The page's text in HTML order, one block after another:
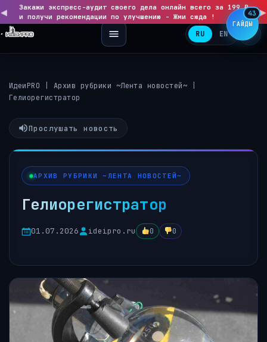
◀
Закажи экспресс-аудит своего дела онлайн всего за 199 ₽
и получи рекомендации по улучшению - Жми сюда !
▶
RU EN
ИдеиPRO Архив рубрики ~Лента новостей~
Гелиорегистратор
Прослушать новость
АРХИВ РУБРИКИ ~ЛЕНТА НОВОСТЕЙ~
Гелиорегистратор
01.07.2026 ideipro.ru 0 0
ГАЙДЫ
43